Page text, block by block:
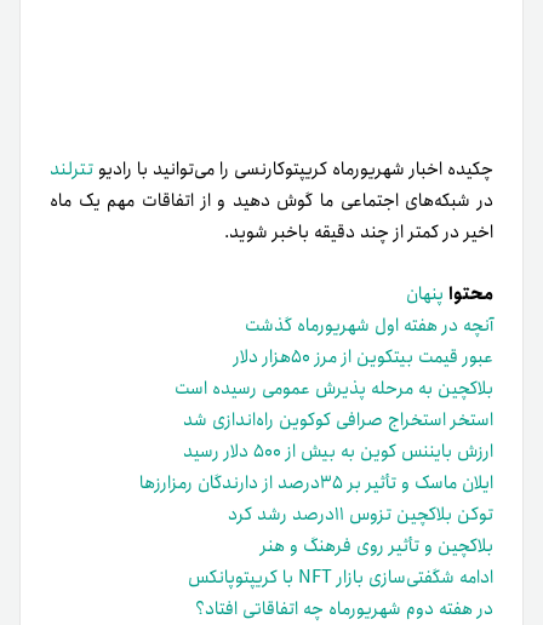
چکیده اخبارشهریورماه کریپتوکارنسی را می‌توانید با رادیو تترلند
در شبکه‌های اجتماعی ما گوش دهید و از اتفاقات مهم یک ماه
اخیر در کمتر از چند دقیقه باخبر شوید.
محتوا پنهان
آنچه در هفته اول شهریور‌ماه گذشت
عبور قیمت بیتکوین از مرز ۵۰هزار دلار
بلاکچین به مرحله پذیرش عمومی رسیده است
استخر استخراج صرافی کوکوین راه‌اندازی شد
ارزش بایننس کوین به بیش از ۵۰۰ دلار رسید
ایلان ماسک و تأثیر بر ۳۵درصد از دارندگان رمزارزها
توکن بلاکچین تزوس ۱۱درصد رشد کرد
بلاکچین و تأثیر روی فرهنگ و هنر
ادامه شگفتی‌سازی بازار NFT با کریپتوپانکس
در هفته دوم شهریور‌ماه چه اتفاقاتی افتاد؟